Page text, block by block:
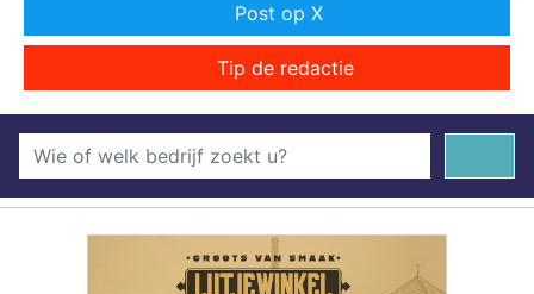
Post op X
Tip de redactie